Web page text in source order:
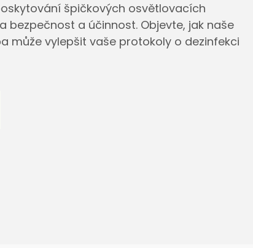
špičkových osvětlovacích
bezpečnost a účinnost. Objevte, jak naše
může vylepšit vaše protokoly o dezinfekci